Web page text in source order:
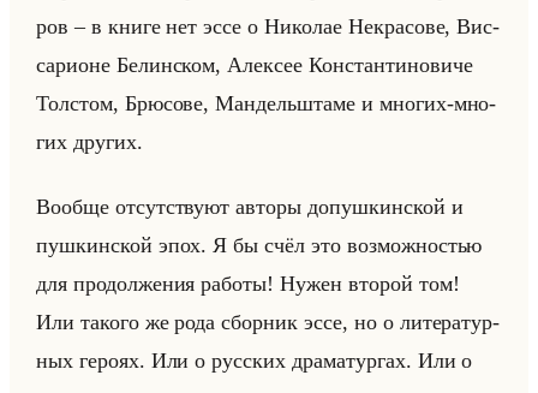
ров – в книге нет эссе о Ни­ко­лае Некра­со­ве, Вис­
са­ри­оне Бе­лин­ском, Алек­сее Кон­стан­ти­но­ви­че
Тол­стом, Брю­со­ве, Ман­дельшта­ме и мно­гих-мно­
гих дру­гих.
Во­об­ще от­сут­ству­ют ав­то­ры до­пуш­кин­ской и
пуш­кин­ской эпох. Я бы счёл это воз­мож­но­стью
для про­дол­же­ния ра­бо­ты! Нужен вто­рой том!
Или та­ко­го же рода сбор­ник эссе, но о ли­те­ра­тур­
ных ге­ро­ях. Или о рус­ских дра­ма­тур­гах. Или о